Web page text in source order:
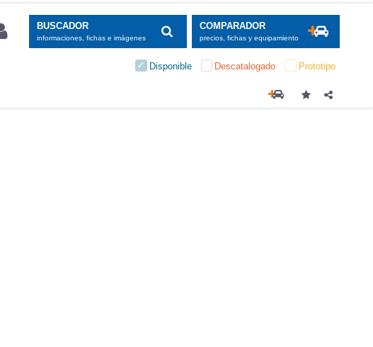
BUSCADOR
informaciones, fichas e imágenes
COMPARADOR
precios, fichas y equipamiento
Disponible Descatalogado Prototipo